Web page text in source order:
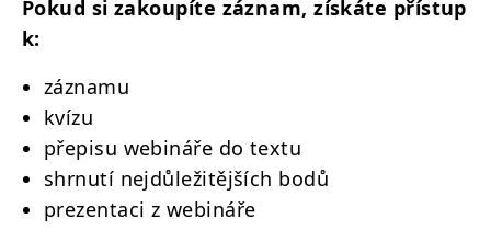
Pokud si zakoupíte záznam, získáte přístup
k:
záznamu
kvízu
přepisu webináře do textu
shrnutí nejdůležitějších bodů
prezentaci z webináře